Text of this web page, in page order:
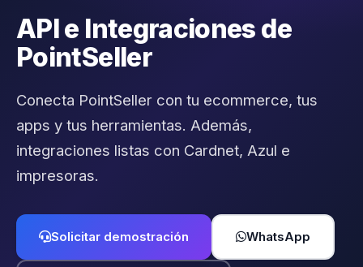
API e Integraciones de
PointSeller
Conecta PointSeller con tu ecommerce, tus
apps y tus herramientas. Además,
integraciones listas con Cardnet, Azul e
impresoras.
Solicitar demostración WhatsApp